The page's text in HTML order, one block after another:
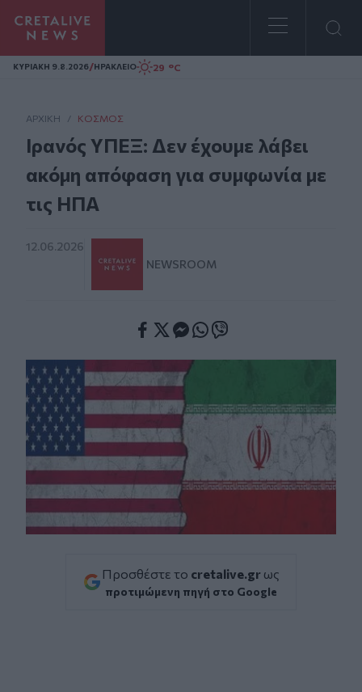
Homepage
ΚΥΡΙΑΚΗ 9.8.2026/ΗΡΑΚΛΕΙΟ 29 °C
ΑΡΧΙΚΗ / ΚΌΣΜΟΣ
Ιρανός ΥΠΕΞ: Δεν έχουμε λάβει
ακόμη απόφαση για συμφωνία με
τις ΗΠΑ
12.06.2026
NEWSROOM
Προσθέστε το cretalive.gr ως
προτιμώμενη πηγή στο Google